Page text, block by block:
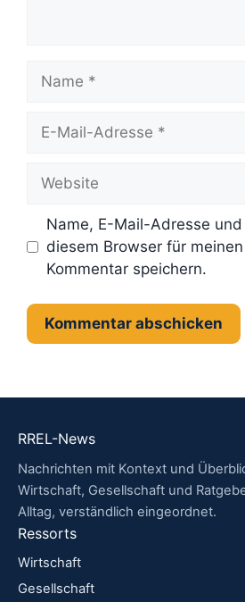
Name
Website
Name, E-Mail-Adresse
diesem Browser für
Kommentar speichern.
RREL-News
Nachrichten mit Kontext und
Wirtschaft, Gesellschaft und
Alltag, verständlich eingeordnet.
Ressorts
Wirtschaft
Gesellschaft